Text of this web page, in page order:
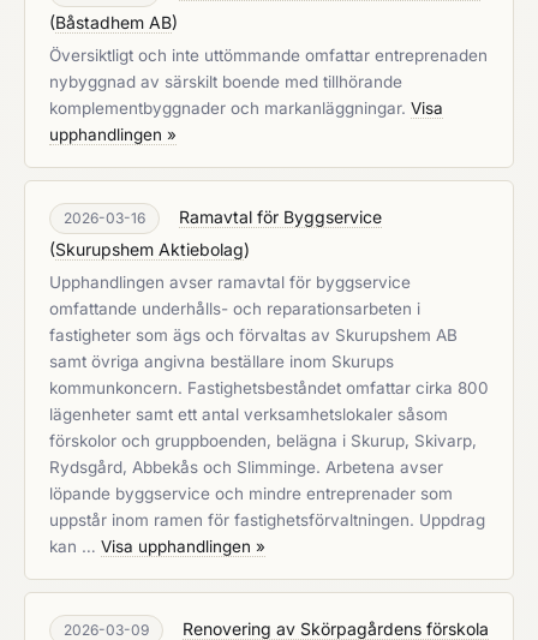
(Båstadhem AB)
Översiktligt och inte uttömmande omfattar entreprenaden
nybyggnad av särskilt boende med tillhörande
komplementbyggnader och markanläggningar. Visa
upphandlingen »
2026-03-16
Ramavtal för Byggservice
(Skurupshem Aktiebolag)
Upphandlingen avser ramavtal för byggservice
omfattande underhålls- och reparationsarbeten i
fastigheter som ägs och förvaltas av Skurupshem AB
samt övriga angivna beställare inom Skurups
kommunkoncern. Fastighetsbeståndet omfattar cirka 800
lägenheter samt ett antal verksamhetslokaler såsom
förskolor och gruppboenden, belägna i Skurup, Skivarp,
Rydsgård, Abbekås och Slimminge. Arbetena avser
löpande byggservice och mindre entreprenader som
uppstår inom ramen för fastighetsförvaltningen. Uppdrag
kan … Visa upphandlingen »
2026-03-09
Renovering av Skörpagårdens förskola